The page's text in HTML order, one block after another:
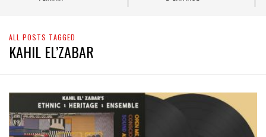
ALL POSTS TAGGED
KAHIL EL’ZABAR